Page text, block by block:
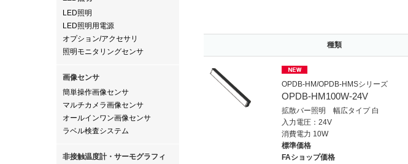
LED照明
LED照明用電源
オプション/アクセサリ
照明モニタリングセンサ
画像センサ
簡単操作画像センサ
マルチカメラ画像センサ
オールインワン画像センサ
ラベル検査システム
非接触温度計・サーモグラフィ
種類
OPDB-HM/OPDB-HMSシリーズ
OPDB-HM100W-24V
拡散バー照明 幅広タイプ 白
入力電圧：24V
消費電力 10W
標準価格
FAショップ価格